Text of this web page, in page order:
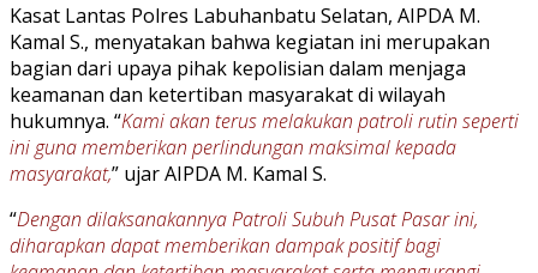
Kasat Lantas Polres Labuhanbatu Selatan, AIPDA M.
Kamal S., menyatakan bahwa kegiatan ini merupakan
bagian dari upaya pihak kepolisian dalam menjaga
keamanan dan ketertiban masyarakat di wilayah
hukumnya. “Kami akan terus melakukan patroli rutin seperti
ini guna memberikan perlindungan maksimal kepada
masyarakat,” ujar AIPDA M. Kamal S.
“Dengan dilaksanakannya Patroli Subuh Pusat Pasar ini,
diharapkan dapat memberikan dampak positif bagi